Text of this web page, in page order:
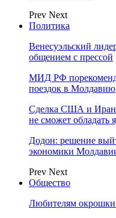
Prev Next
Политика
Венесуэльский
общением с прессой
МИД РФ
поездок в Молдавию
Сделка США и Ирана
не сможет
Додон: решение
экономики
Prev Next
Общество
Любителям окрошки